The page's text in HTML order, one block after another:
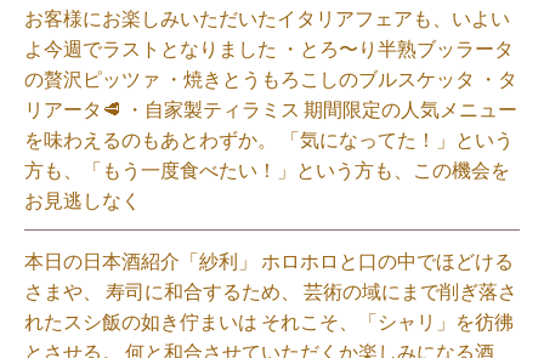
お客様にお楽しみいただいたイタリアフェアも、いよい
よ今週でラストとなりました ・とろ〜り半熟ブッラータ
の贅沢ピッツァ ・焼きとうもろこしのブルスケッタ ・タ
リアータ🥩 ・自家製ティラミス 期間限定の人気メニュー
を味わえるのもあとわずか。 「気になってた！」という
方も、「もう一度食べたい！」という方も、この機会を
お見逃しなく⁡
本日の日本酒紹介「紗利」 ホロホロと口の中でほどける
さまや、 寿司に和合するため、 芸術の域にまで削ぎ落さ
れたスシ飯の如き佇まいは それこそ、「シャリ」を彷彿
とさせる。 何と和合させていただくか楽しみになる酒